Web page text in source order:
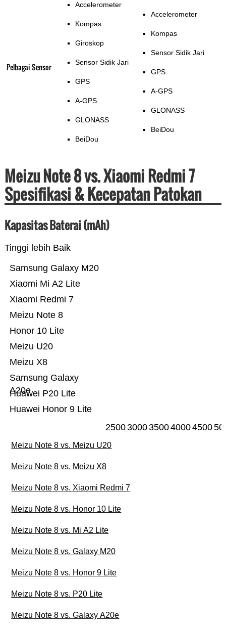
Pelbagai Sensor
Accelerometer
Kompas
Giroskop
Sensor Sidik Jari
GPS
A-GPS
GLONASS
BeiDou
Accelerometer
Kompas
Sensor Sidik Jari
GPS
A-GPS
GLONASS
BeiDou
Meizu Note 8 vs. Xiaomi Redmi 7
Spesifikasi & Kecepatan Patokan
Kapasitas Baterai (mAh)
Tinggi lebih Baik
Huawei Honor 9 Lite
Huawei P20 Lite
Samsung Galaxy
A20e
Meizu X8
Meizu U20
Honor 10 Lite
Meizu Note 8
Xiaomi Redmi 7
Xiaomi Mi A2 Lite
Samsung Galaxy M20
25003000350040004500
Meizu Note 8 vs. Meizu U20
Meizu Note 8 vs. Meizu X8
Meizu Note 8 vs. Xiaomi Redmi 7
Meizu Note 8 vs. Honor 10 Lite
Meizu Note 8 vs. Mi A2 Lite
Meizu Note 8 vs. Galaxy M20
Meizu Note 8 vs. Honor 9 Lite
Meizu Note 8 vs. P20 Lite
Meizu Note 8 vs. Galaxy A20e